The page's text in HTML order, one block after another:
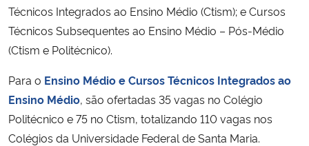
Ministério do Desenvolvimento Regional
Controladoria-Geral da União
Ministério da Mulher, da Família e dos Direitos Humanos
Secretaria-Geral
Técnicos Integrados ao Ensino Médio (Ctism); e Cursos
Técnicos Subsequentes ao Ensino Médio – Pós-Médio
(Ctism e Politécnico).
Para o Ensino Médio e Cursos Técnicos Integrados ao
Ensino Médio, são ofertadas 35 vagas no Colégio
Politécnico e 75 no Ctism, totalizando 110 vagas nos
Colégios da Universidade Federal de Santa Maria.